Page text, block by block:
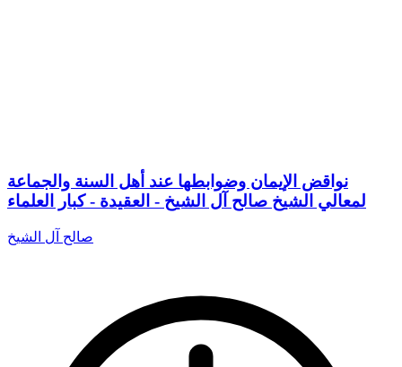
نواقض الإيمان وضوابطها عند أهل السنة والجماعة
لمعالي الشيخ صالح آل الشيخ - العقيدة - كبار العلماء
صالح آل الشيخ